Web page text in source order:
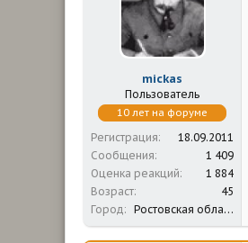
mickas
Пользователь
10 лет на форуме
Регистрация
18.09.2011
Сообщения
1 409
Оценка реакций
1 884
Возраст
45
Город
Ростовская область; Севастополь